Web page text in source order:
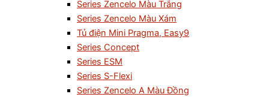
Series Zencelo Màu Trắng
Series Zencelo Màu Xám
Tủ điện Mini Pragma, Easy9
Series Concept
Series ESM
Series S-Flexi
Series Zencelo A Màu Đồng